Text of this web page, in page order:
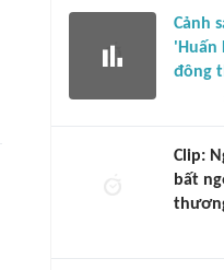
Cảnh
'Huấn
đông
Clip:
bất